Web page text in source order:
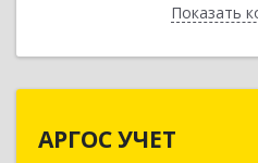
Показать
АРГОС УЧЕТ